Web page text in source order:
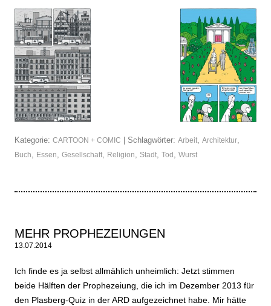
Kategorie: CARTOON + COMIC | Schlagwörter: Arbeit, Architektur,
Buch, Essen, Gesellschaft, Religion, Stadt, Tod , Wurst
MEHR PROPHEZEIUNGEN
13.07.2014
Ich finde es ja selbst allmählich unheimlich: Jetzt stimmen
beide Hälften der Prophezeiung, die ich im Dezember 2013 für
den Plasberg-Quiz in der ARD aufgezeichnet habe. Mir hätte